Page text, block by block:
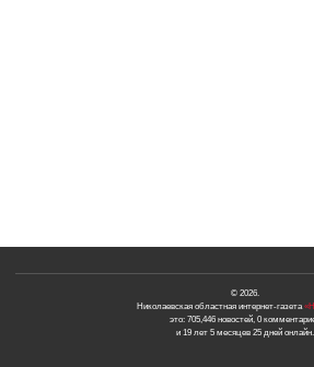
© 2026.
Николаевская областная интернет-газета
это: 705,446 новостей, 0
и 19 лет 5 месяцев 25 дней онлайн.